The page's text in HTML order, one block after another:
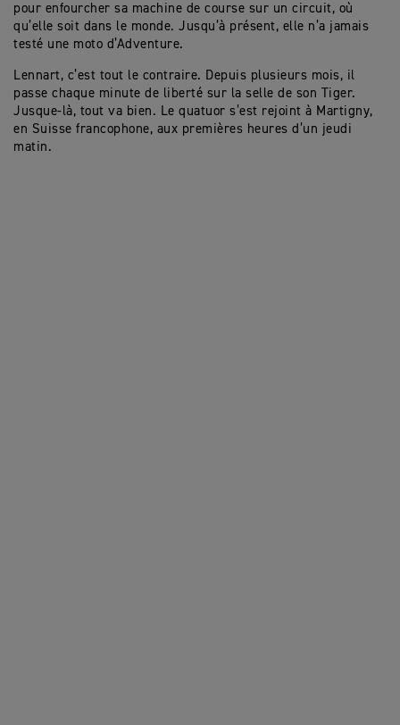
pour enfourcher sa machine de course sur un circuit, où
qu’elle soit dans le monde. Jusqu’à présent, elle n’a jamais
testé une moto d’Adventure.
Lennart, c’est tout le contraire. Depuis plusieurs mois, il
passe chaque minute de liberté sur la selle de son Tiger.
Jusque-là, tout va bien. Le quatuor s’est rejoint à Martigny,
en Suisse francophone, aux premières heures d’un jeudi
matin.